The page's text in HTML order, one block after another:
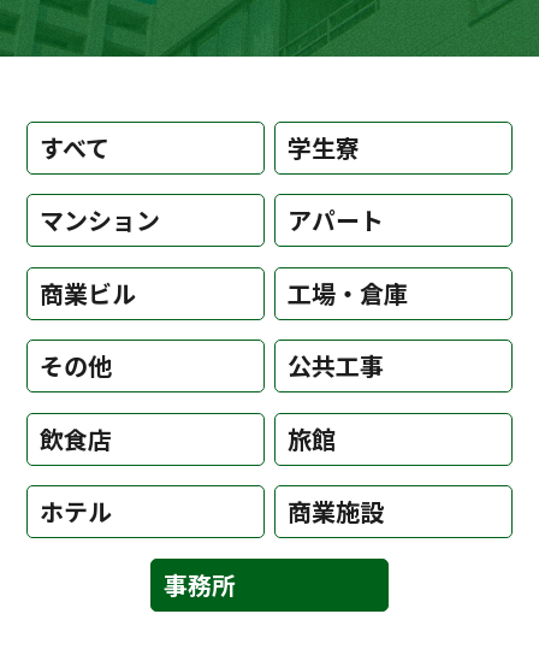
すべて 学生寮
マンション アパート
商業ビル 工場・倉庫
その他 公共工事
飲食店 旅館
ホテル 商業施設
事務所